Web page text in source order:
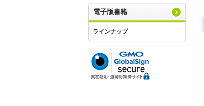
電子版書籍
ラインナップ